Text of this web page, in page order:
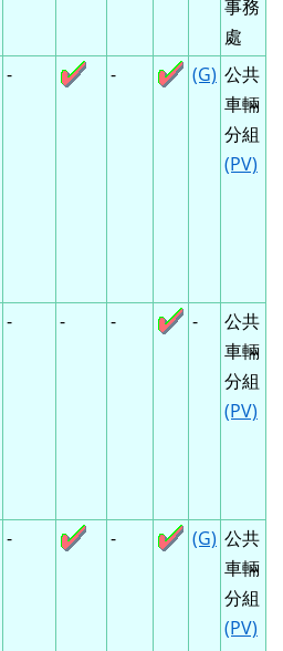
事務
處
- - (G) 公共
車輛
分組
(PV)
- - - -
公共
車輛
分組
(PV)
- - (G) 公共
車輛
分組
(PV)